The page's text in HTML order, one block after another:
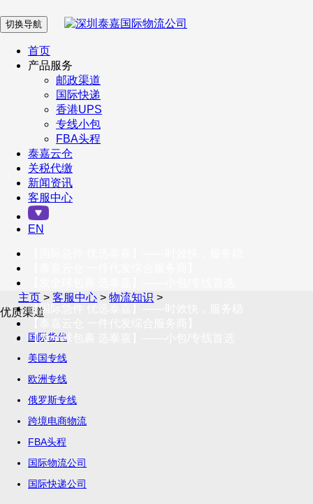
在 线 客 服
企业微信
订阅号
客户服务热线
400-098-5699
联系我们
切换导航
首页
产品服务
邮政渠道
国际快递
香港UPS
专线小包
FBA头程
泰嘉云仓
关税代缴
新闻资讯
客服中心
EN
【国际急件 优选泰嘉】——时效快，服务稳
【发全球包裹 选泰嘉】——小包/专线首选
主页 >客服中心 >物流知识 >
优质渠道
国际货代
美国专线
欧洲专线
俄罗斯专线
跨境电商物流
FBA头程
国际物流公司
国际快递公司